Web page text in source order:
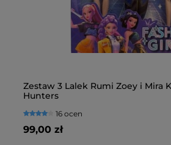
Zestaw 3 Lalek Rumi Zoey i Mira
Hunters
16 ocen
99,00 zł